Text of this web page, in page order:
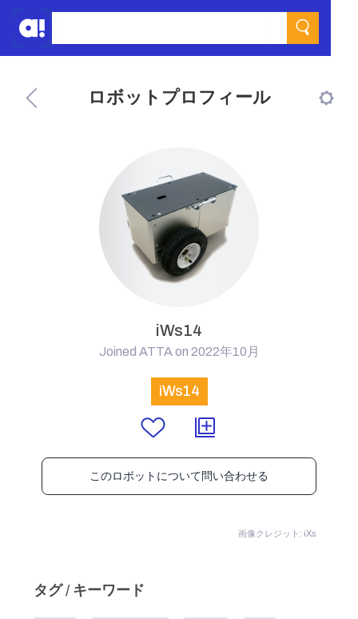
ロボットプロフィール
iWs14
Joined ATTA on 2022年10月
iWs14
このロボットについて問い合わせる
画像クレジット: iXs
タグ / キーワード